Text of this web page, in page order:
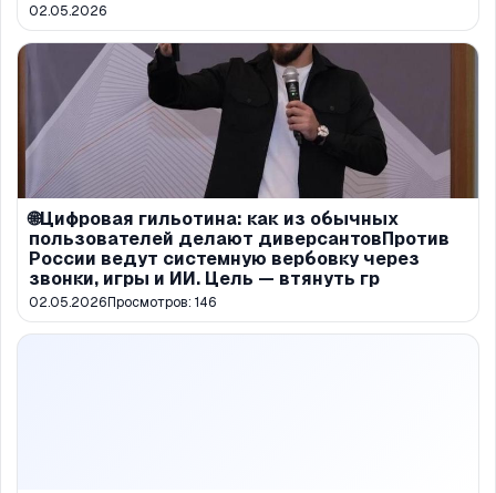
02.05.2026
🌐Цифровая гильотина: как из обычных
пользователей делают диверсантовПротив
России ведут системную вербовку через
звонки, игры и ИИ. Цель — втянуть гр
02.05.2026Просмотров: 146